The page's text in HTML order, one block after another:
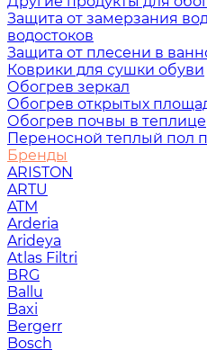
Защита от замерзания
водостоков
Защита от плесени в
Коврики для сушки обуви
Обогрев зеркал
Обогрев открытых
Обогрев почвы в теплице
Переносной теплый пол
Бренды
ARISTON
ARTU
ATM
Arderia
Arideya
Atlas Filtri
BRG
Ballu
Baxi
Bergerr
Bosch